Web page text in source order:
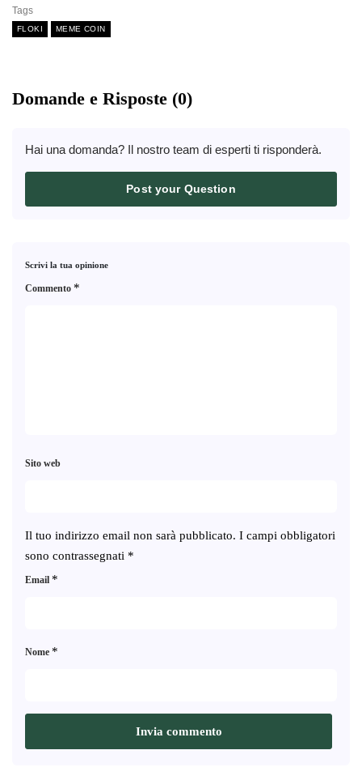
Tags
FLOKI MEME COIN
Domande e Risposte (0)
Hai una domanda? Il nostro team di esperti ti risponderà.
Post your Question
Scrivi la tua opinione
Il tuo indirizzo email non sarà pubblicato. I campi obbligatori
sono contrassegnati *
Commento *
Nome *
Email *
Sito web